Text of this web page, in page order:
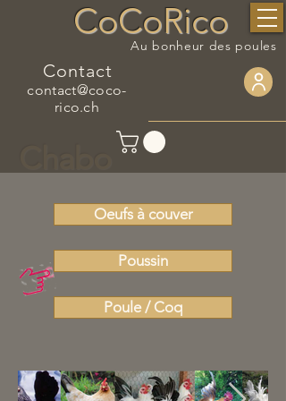
CoCoRico
Au bonheur des poules
Contact
contact@coco-
rico.ch
Oeufs à couver
Poussin
Poule / Coq